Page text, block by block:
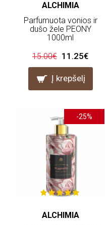
ALCHIMIA
Parfumuota vonios ir
dušo žele PEONY
1000ml
15.00€ 11.25€
Į krepšelį
-25%
ALCHIMIA